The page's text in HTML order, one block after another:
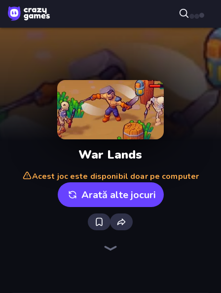
War Lands
Acest joc este disponibil doar pe computer
Arată alte jocuri